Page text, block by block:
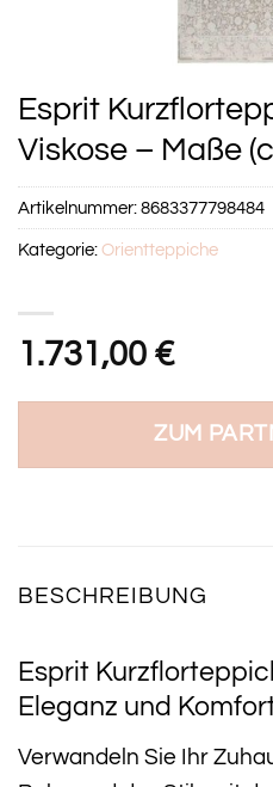
Esprit
Viskose – Maße
1.731,00 €
ZUM
Artikelnummer:8683377798484
Kategorie:Orientteppiche
BESCHREIBUNG
Esprit
Eleganz und
Verwandeln Sie Ihr